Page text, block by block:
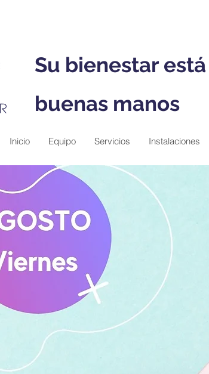
Su bienestar
buenas manos
Inicio Equipo Servicios Instalaciones